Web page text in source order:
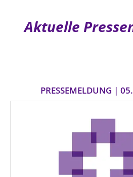
Aktuelle
PRESSEMELDUNG |